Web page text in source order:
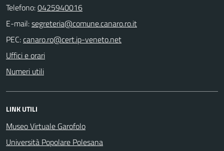
Telefono:0425940016
E-mail:
PEC:
Uffici e orari
Numeri utili
LINK UTILI
Museo Virtuale Garofolo
Università Popolare Polesana